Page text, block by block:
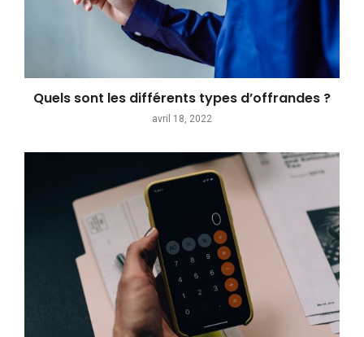
Quels sont les différents types d’offrandes ?
avril 18, 2022